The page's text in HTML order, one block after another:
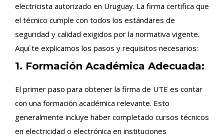
electricista autorizado en Uruguay. La firma certifica que
el técnico cumple con todos los estándares de
seguridad y calidad exigidos por la normativa vigente.
Aquí te explicamos los pasos y requisitos necesarios:
1. Formación Académica Adecuada:
El primer paso para obtener la firma de UTE es contar
con una formación académica relevante. Esto
generalmente incluye haber completado cursos técnicos
en electricidad o electrónica en instituciones